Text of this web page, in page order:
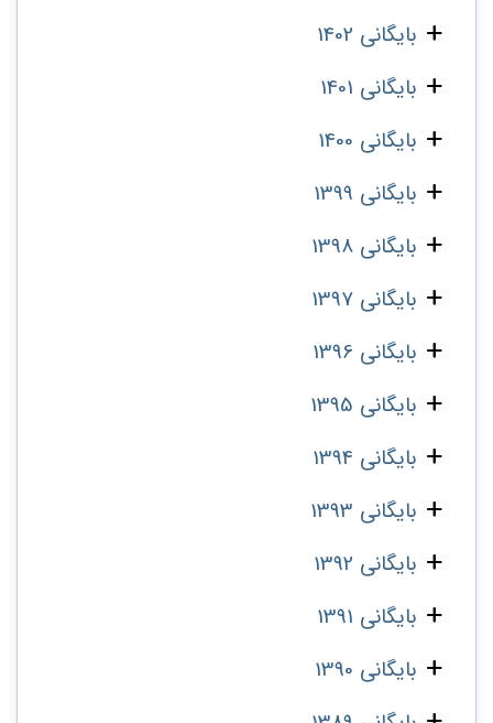
بایگانی 1402
بایگانی 1401
بایگانی 1400
بایگانی 1399
بایگانی 1398
بایگانی 1397
بایگانی 1396
بایگانی 1395
بایگانی 1394
بایگانی 1393
بایگانی 1392
بایگانی 1391
بایگانی 1390